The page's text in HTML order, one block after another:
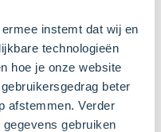
instemt dat wij en
technologieën
hoe je onze website
beter
afstemmen. Verder
gebruiken